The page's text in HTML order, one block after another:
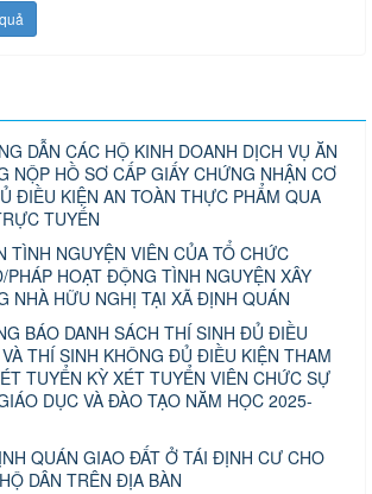
DẪN CÁC HỘ KINH DOANH DỊCH VỤ ĂN
NỘP HỒ SƠ CẤP GIẤY CHỨNG NHẬN CƠ
ĐIỀU KIỆN AN TOÀN THỰC PHẨM QUA
TUYẾN
TÌNH NGUYỆN VIÊN CỦA TỔ CHỨC
PHÁP HOẠT ĐỘNG TÌNH NGUYỆN XÂY
NHÀ HỮU NGHỊ TẠI XÃ ĐỊNH QUÁN
BÁO DANH SÁCH THÍ SINH ĐỦ ĐIỀU
THÍ SINH KHÔNG ĐỦ ĐIỀU KIỆN THAM
TUYỂN KỲ XÉT TUYỂN VIÊN CHỨC SỰ
DỤC VÀ ĐÀO TẠO NĂM HỌC 2025-
QUÁN GIAO ĐẤT Ở TÁI ĐỊNH CƯ CHO
DÂN TRÊN ĐỊA BÀN